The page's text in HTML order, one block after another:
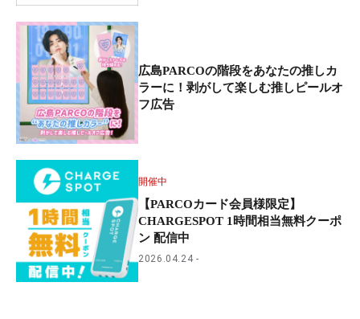
広島PARCOの階段をあなたの推しカ
ラーに！剥がして楽しむ推しピールオ
フ広告
開催中
【PARCOカード会員様限定】
CHARGESPOT 1時間相当無料クーポ
ン 配信中
2026.04.24